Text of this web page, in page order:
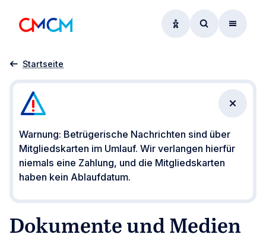
Optionen zur
Zum Menü
Startseite
Publikationen
Warnung: Betrügerische Nachrichten sind über
Mitgliedskarten im Umlauf. Wir verlangen hierfür
niemals eine Zahlung, und die Mitgliedskarten
haben kein Ablaufdatum.
Dokumente und Medien